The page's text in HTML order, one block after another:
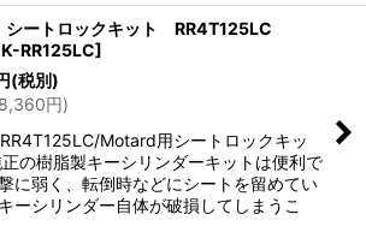
ートロックキット RR4T125LC
RR125LC]
(税別)
8,360円)
Motard用シートロックキッ
正の樹脂製キーシリンダーキットは便利で
に弱く、転倒時などにシートを留めてい
ーシリンダー自体が破損してしまうこ